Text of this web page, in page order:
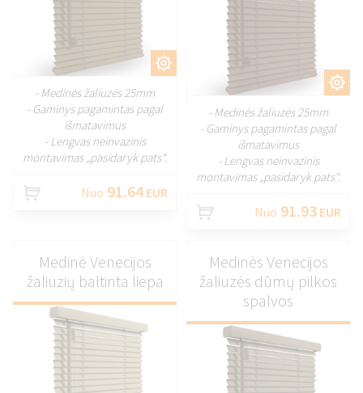
PRITAIKYTI
- Medinės žaliuzės 25mm
- Gaminys pagamintas pagal
išmatavimus
- Lengvas neinvazinis
montavimas „pasidaryk pats“.
Nuo 91.64 EUR
PRITAIKYTI
- Medinės žaliuzės 25mm
- Gaminys pagamintas pagal
išmatavimus
- Lengvas neinvazinis
montavimas „pasidaryk pats“.
Nuo 91.93 EUR
Medinė Venecijos
žaliuzių baltinta liepa
Medinės Venecijos
žaliuzės dūmų pilkos
spalvos